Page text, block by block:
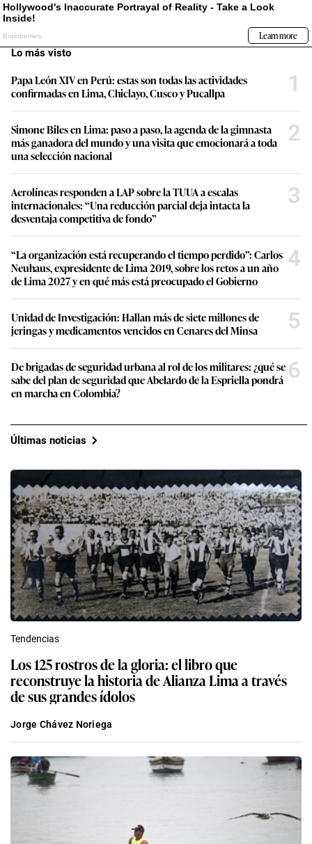
Lo más visto
Papa León XIV en Perú: estas son todas las actividades
confirmadas en Lima, Chiclayo, Cusco y Pucallpa
1
Simone Biles en Lima: paso a paso, la agenda de la gimnasta
más ganadora del mundo y una visita que emocionará a toda
una selección nacional
2
Aerolíneas responden a LAP sobre la TUUA a escalas
internacionales: “Una reducción parcial deja intacta la
desventaja competitiva de fondo”
3
“La organización está recuperando el tiempo perdido”: Carlos
Neuhaus, expresidente de Lima 2019, sobre los retos a un año
de Lima 2027 y en qué más está preocupado el Gobierno
4
Unidad de Investigación: Hallan más de siete millones de
jeringas y medicamentos vencidos en Cenares del Minsa
5
De brigadas de seguridad urbana al rol de los militares: ¿qué se
sabe del plan de seguridad que Abelardo de la Espriella pondrá
en marcha en Colombia?
6
Últimas noticias
Tendencias
Los 125 rostros de la gloria: el libro que
reconstruye la historia de Alianza Lima a través
de sus grandes ídolos
Jorge Chávez Noriega